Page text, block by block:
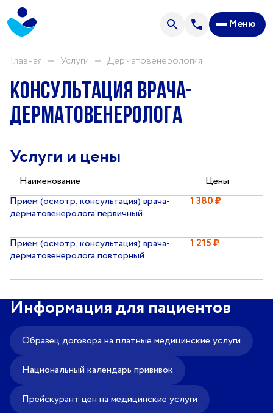
Меню
Анализы
Акции
Пациентам
О центре
Направления нашей деятельности
Отзывы
Часто задаваемые вопросы
Спроси врача
Прейскурант цен
Филиал Центра здоровья НЛМК в
Старом Осколе
Адрес
309517, г. Старый Оскол, мкн. Весенний, д. 34
Прием врача-терапевта: пн 08.00–16.30, вт-пт 08.00–
20.00, сб 08.00–12.00
Главная Услуги Дерматовенерология
Консультация врача-
дерматовенеролога
Услуги и цены
Наименование
Цены
Прием (осмотр, консультация) врача-
дерматовенеролога первичный
1 380 ₽
Прием (осмотр, консультация) врача-
дерматовенеролога повторный
1 215 ₽
Информация для пациентов
Образец договора на платные медицинские услуги
Национальный календарь прививок
Прейскурант цен на медицинские услуги